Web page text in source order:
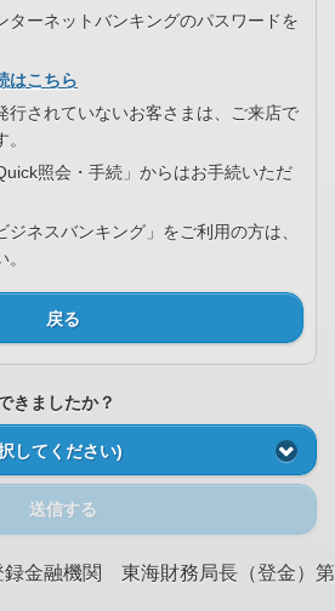
ターネットバンキングのパスワードを
はこちら
されていないお客さまは、ご来店で
照会・手続」からはお手続いただ
ネスバンキング」をご利用の方は、
戻る
きましたか？
してください)
送信する
金融機関 東海財務局長（登金）第